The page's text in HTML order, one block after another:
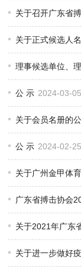
关于召开广东省
关于正式候选人
理事候选单位、
公 示 2024-03-05
关于会员名册的
公 示 2024-02-25
关于广州金甲体
广东省搏击协会
关于2021年广东
关于进一步做好